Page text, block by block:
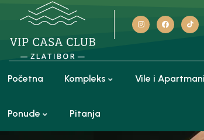
Početna Kompleks Vile i Apartmani
Ponude Pitanja